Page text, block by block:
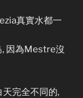
真實水都一
因為Mestre沒
完全不同的,